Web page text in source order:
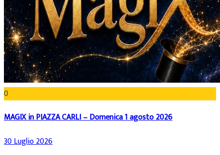
0
MAGIX in PIAZZA CARLI – Domenica 1 agosto 2026
30 Luglio 2026